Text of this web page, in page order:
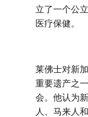
立了一个公
医疗保健。
莱佛士对新
重要遗产之
会。他认为
人、马来人